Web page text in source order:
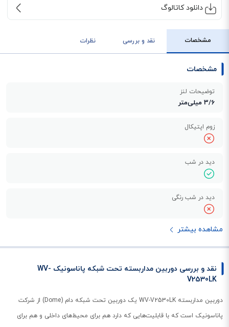
دانلود کاتالوگ
مشخصات نقد و بررسی نظرات
مشخصات
توضیحات لنز
3/6 میلی‌متر
زوم اپتیکال
دید در شب
دید در شب رنگی
مشاهده بیشتر
نقد و بررسی دوربین مداربسته تحت شبکه پاناسونیک WV-
V2530LK
دوربین مداربسته WV-V2530LK یک دوربین تحت شبکه دام (Dome) از شرکت
پاناسونیک است که با قابلیت‌هایی که دارد هم برای محیط‌های داخلی و هم برای